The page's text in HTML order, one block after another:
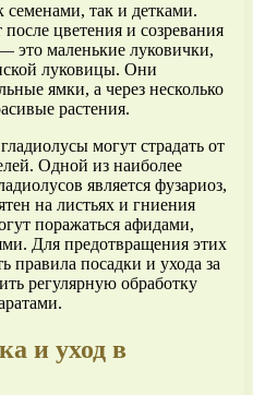
так и детками.
цветения и созревания
это маленькие луковички,
луковицы. Они
ямки, а через несколько
растения.
могут страдать от
Одной из наиболее
является фузариоз,
на листьях и гниения
поражаться афидами,
Для предотвращения этих
правила посадки и ухода за
регулярную обработку
и уход в